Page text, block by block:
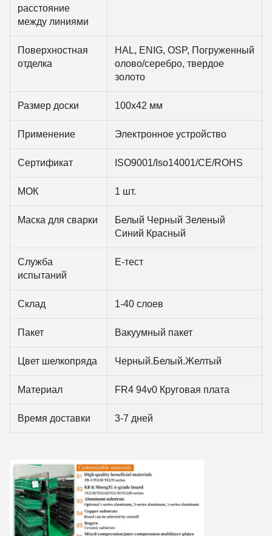
расстояние
между линиями
Поверхностная
отделка
HAL, ENIG, OSP, Погруженный
олово/серебро, твердое
золото
Размер доски 100х42 мм
Применение Электронное устройство
Сертификат ISO9001/Iso14001/CE/ROHS
МОК 1 шт.
Маска для сварки
Белый Черный Зеленый
Синий Красный
Служба
испытаний
Е-тест
Склад 1-40 слоев
Пакет Вакуумный пакет
Цвет шелкопряда Черный.Белый.Желтый
Материал FR4 94v0 Круговая плата
Время доставки 3-7 дней